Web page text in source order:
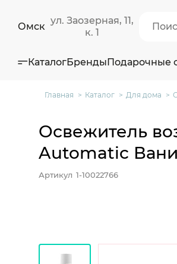
Омск
ул. Заозерная, 11,
к. 1
КаталогБрендыПодарочные
Главная Каталог Для дома
Освежитель
Automatic
Артикул 1-10022766